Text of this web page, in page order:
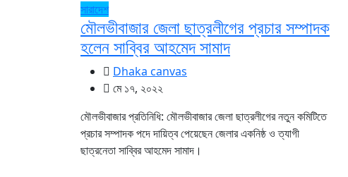
সারাদেশ
মৌলভীবাজার জেলা ছাত্রলীগের প্রচার সম্পাদক
হলেন সাব্বির আহমেদ সামাদ
Dhaka canvas
মে ১৭, ২০২২
মৌলভীবাজার প্রতিনিধি: মৌলভীবাজার জেলা ছাত্রলীগের নতুন কমিটিতে
প্রচার সম্পাদক পদে দায়িত্ব পেয়েছেন জেলার একনিষ্ঠ ও ত্যাগী
ছাত্রনেতা সাব্বির আহমেদ সামাদ।